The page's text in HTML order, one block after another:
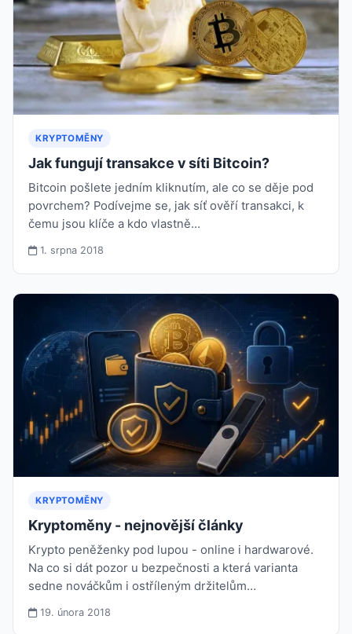
KRYPTOMĚNY
Jak fungují transakce v síti Bitcoin?
Bitcoin pošlete jedním kliknutím, ale co se děje pod
povrchem? Podívejme se, jak síť ověří transakci, k
čemu jsou klíče a kdo vlastně…
1. srpna 2018
KRYPTOMĚNY
Kryptoměny - nejnovější články
Krypto peněženky pod lupou - online i hardwarové.
Na co si dát pozor u bezpečnosti a která varianta
sedne nováčkům i ostříleným držitelům…
19. února 2018